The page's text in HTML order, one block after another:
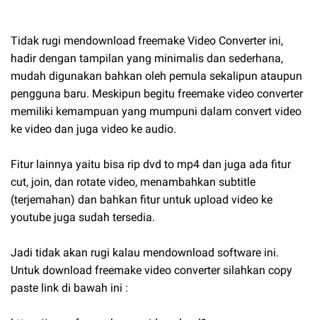
Tidak rugi mendownload freemake Video Converter ini,
hadir dengan tampilan yang minimalis dan sederhana,
mudah digunakan bahkan oleh pemula sekalipun ataupun
pengguna baru. Meskipun begitu freemake video converter
memiliki kemampuan yang mumpuni dalam convert video
ke video dan juga video ke audio.
Fitur lainnya yaitu bisa rip dvd to mp4 dan juga ada fitur
cut, join, dan rotate video, menambahkan subtitle
(terjemahan) dan bahkan fitur untuk upload video ke
youtube juga sudah tersedia.
Jadi tidak akan rugi kalau mendownload software ini.
Untuk download freemake video converter silahkan copy
paste link di bawah ini :